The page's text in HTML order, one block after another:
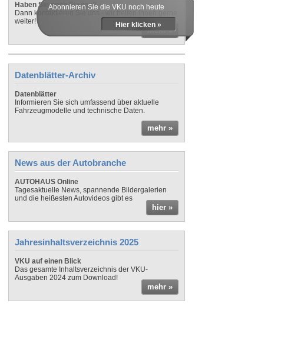
Haben Sie noch Fragen?
Dann kontaktieren Sie uns - wir helfen Ihnen gerne
weiter!
mehr »
Abonnieren Sie die VKU noch heute
Hier klicken »
Datenblätter-Archiv
Datenblätter
Informieren Sie sich umfassend über aktuelle
Fahrzeugmodelle und technische Daten.
mehr »
News aus der Autobranche
AUTOHAUS Online
Tagesaktuelle News, spannende Bildergalerien
und die heißesten Autovideos gibt es
hier »
Jahresinhaltsverzeichnis 2025
VKU auf einen Blick
Das gesamte Inhaltsverzeichnis der VKU-
Ausgaben 2024 zum Download!
mehr »